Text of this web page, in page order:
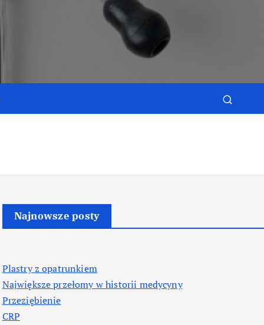
Najnowsze posty
Plastry z opatrunkiem
Największe przełomy w historii medycyny
Przeziębienie
CRP